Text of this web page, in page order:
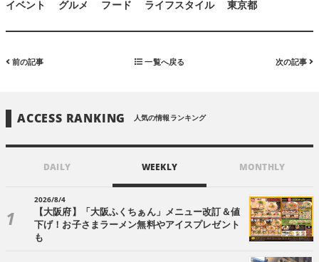
イベント グルメ フード ライフスタイル 東京都
前の記事 一覧へ戻る 次の記事
ACCESS RANKING 人気の情報ランキング
DAILY WEEKLY MONTHLY
2026/8/4
【大阪府】「大阪ふくちぁん」メニュー改訂＆値
下げ！お子さまラーメン無料やアイスプレゼント
も